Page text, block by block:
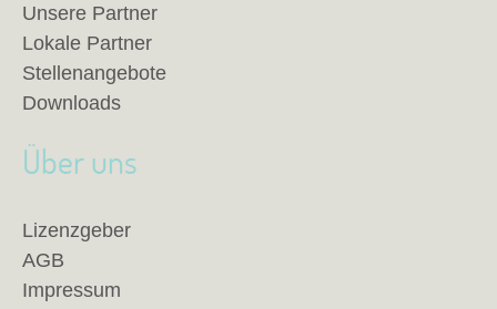
Unsere Partner
Lokale Partner
Stellenangebote
Downloads
Über uns
Lizenzgeber
AGB
Impressum